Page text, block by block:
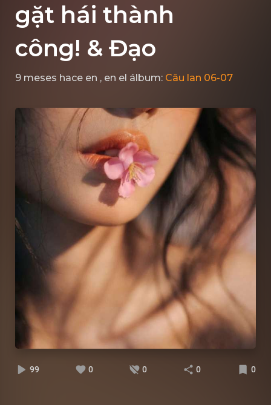
gặt hái thành
công! & Đạo
9 meses hace en , en el álbum: Câu lan 06-07
99 0 0 0 0